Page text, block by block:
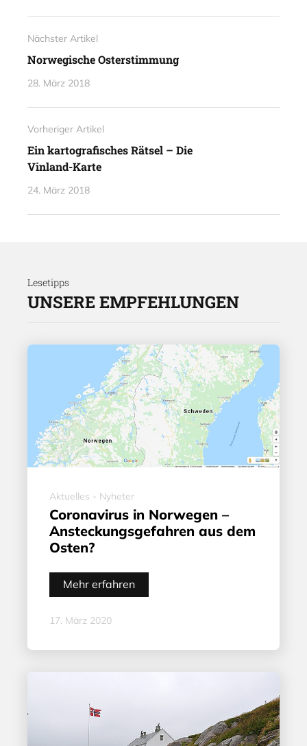
Nächster Artikel
Norwegische Osterstimmung
28. März 2018
Vorheriger Artikel
Ein kartografisches Rätsel – Die
Vinland-Karte
24. März 2018
Lesetipps
UNSERE EMPFEHLUNGEN
Aktuelles - Nyheter
Coronavirus in Norwegen –
Ansteckungsgefahren aus dem
Osten?
Mehr erfahren
17. März 2020